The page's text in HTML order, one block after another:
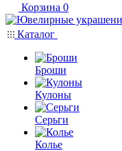
Корзина 0
Каталог
Броши
Кулоны
Серьги
Колье